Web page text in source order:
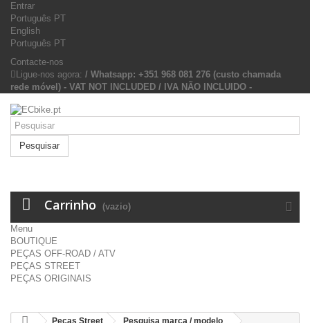
Entrar
Português PT
English
Português PT
Contacte-nos
Ligue-nos agora: / Whatsapp: +351 968 081 276 (custo chamada
rede móvel) - VAT NOT INCLUDED / IVA NÃO INCLUIDO -
Pesquisar
Carrinho (vazio)
Menu
BOUTIQUE
PEÇAS OFF-ROAD / ATV
PEÇAS STREET
PEÇAS ORIGINAIS
Peças Street
Pesquisa marca / modelo